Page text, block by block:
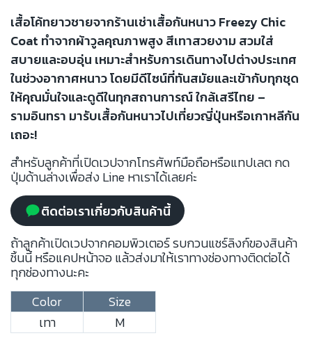
เสื้อโค้ทยาวชายจากร้านเช่าเสื้อกันหนาว Freezy Chic
Coat ทำจากผ้าวูลคุณภาพสูง สีเทาสวยงาม สวมใส่
สบายและอบอุ่น เหมาะสำหรับการเดินทางไปต่างประเทศ
ในช่วงอากาศหนาว โดยมีดีไซน์ที่ทันสมัยและเข้ากับทุกชุด
ให้คุณมั่นใจและดูดีในทุกสถานการณ์ ใกล้เสรีไทย –
รามอินทรา มารับเสื้อกันหนาวไปเที่ยวญี่ปุ่นหรือเกาหลีกัน
เถอะ!
สำหรับลูกค้าที่เปิดเวปจากโทรศัพท์มือถือหรือแทปเลต กด
ปุ่มด้านล่างเพื่อส่ง Line หาเราได้เลยค่ะ
ติดต่อเราเกี่ยวกับสินค้านี้
ถ้าลูกค้าเปิดเวปจากคอมพิวเตอร์ รบกวนแชร์ลิงก์ของสินค้า
ชิ้นนี้ หรือแคปหน้าจอ แล้วส่งมาให้เราทางช่องทางติดต่อได้
ทุกช่องทางนะคะ
Color
Size
เทา
M